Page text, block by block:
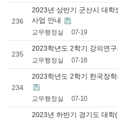
236
2023년 상반기 군산시 대학
사업 안내
교무행정실 07-19
235
2023학년도 2학기 강의연
교무행정실 07-18
234
2023학년도 2학기 한국장
교무행정실 07-10
2023년 하반기 경기도 대학